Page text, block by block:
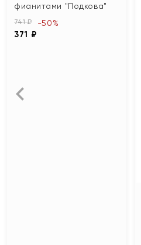
фианитами "Подкова"
741 ₽
371 ₽
-50%